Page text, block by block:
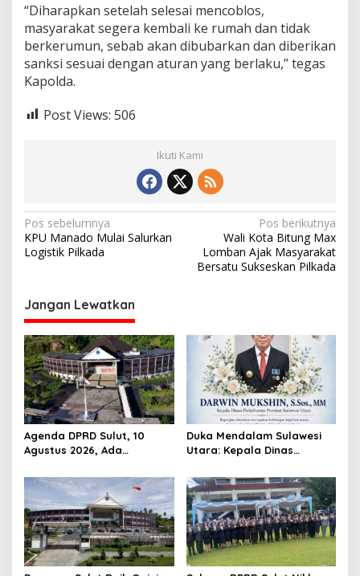
“Diharapkan setelah selesai mencoblos,
masyarakat segera kembali ke rumah dan tidak
berkerumun, sebab akan dibubarkan dan diberikan
sanksi sesuai dengan aturan yang berlaku,” tegas
Kapolda.
Post Views: 506
Ikuti Kami
N
a
i
g
a
s
i
p
o
s
Pos sebelumnya
KPU Manado Mulai Salurkan
Logistik Pilkada
Pos berikutnya
Wali Kota Bitung Max
Lomban Ajak Masyarakat
Bersatu Sukseskan Pilkada
Jangan Lewatkan
Agenda DPRD Sulut, 10
Agustus 2026, Ada
Penandatanganan KUA-
PPAS 2027 hingga Rapat
Banmus
Duka Mendalam Sulawesi
Utara: Kepala Dinas
Meninggal Dunia